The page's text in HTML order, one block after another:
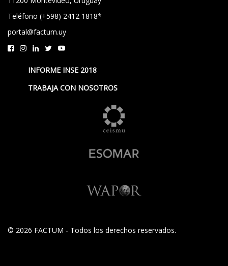
Teléfono (+598) 2412 1818*
portal@factum.uy
INFORME INSE 2018
TRABAJA CON NOSOTROS
© 2026 FACTUM - Todos los derechos reservados.